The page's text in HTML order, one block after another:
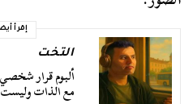
إقرأ
التخت
ألبوم قرار
مع الذات